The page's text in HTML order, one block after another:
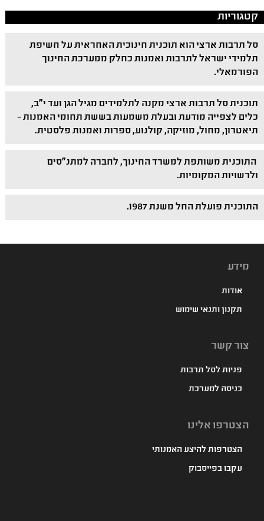
קטגוריות
סל תרבות ארצי הוא תוכנית חינוכית האחראית על חשיפת
תלמידי ישראל לתרבות ואמנות כחלק ממערכת החינוך
הפורמאלי.
תוכנית סל תרבות ארצי מקנה לתלמידים מגיל הגן ועד י"ב,
כלים לצפייה מודעת ובעלת משמעות בששת תחומי האמנות –
תיאטרון, מחול, מוזיקה, קולנוע, ספרות ואמנות פלסטית.
התוכנית משותפת למשרד החינוך, לחברה למתנ"סים
ולרשויות המקומיות.
התוכנית פועלת החל משנת 1987.
מידע
אודות
תקנון ותנאי שימוש
צור קשר
פניות לסל תרבות
כניסה למערכת
הצטרפו אלינו
הצטרפות להיצע האמנותי
עקבו בפייסבוק